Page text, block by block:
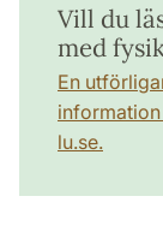
Vill du
med
En
lu.se.